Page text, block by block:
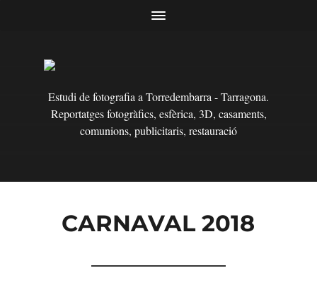
Estudi de fotografia a Torredembarra - Tarragona.
Reportatges fotogràfics, esfèrica, 3D, casaments,
comunions, publicitaris, restauració
CARNAVAL 2018